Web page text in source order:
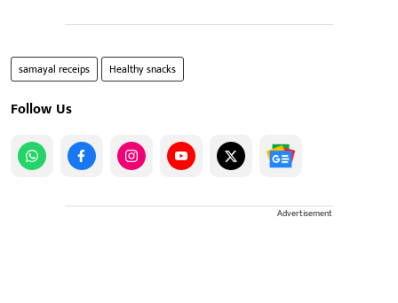
samayal receips Healthy snacks
Follow Us
Advertisement